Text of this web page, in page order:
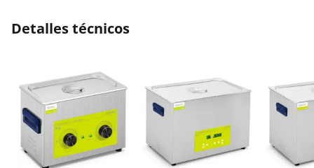
Detalles técnicos